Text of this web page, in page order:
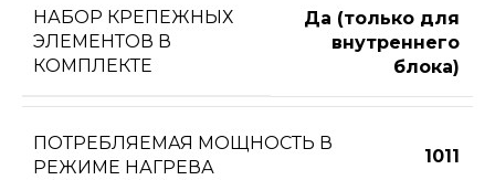
НАБОР КРЕПЕЖНЫХ
ЭЛЕМЕНТОВ В
КОМПЛЕКТЕ
Да (только для
внутреннего
блока)
ПОТРЕБЛЯЕМАЯ МОЩНОСТЬ В
РЕЖИМЕ НАГРЕВА
1011